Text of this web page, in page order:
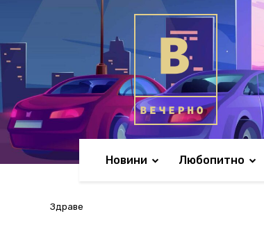
Новини Любопитно
Здраве